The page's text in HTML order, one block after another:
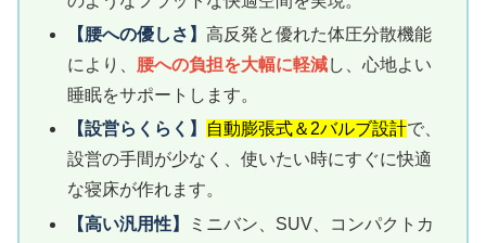
【腰への優しさ】高反発と優れた体圧分散機能
により、 腰への負担を大幅に軽減し、心地よい
睡眠をサポートします。
【設営らくらく】
自動膨張式＆2バルブ設計で、
設営の手間が少なく、使いたい時にすぐに快適
な寝床が作れます。
【高い汎用性】
ミニバン、SUV、コンパクトカ